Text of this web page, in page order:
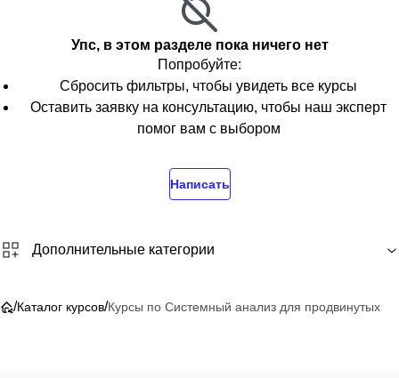
Упс, в этом разделе пока ничего нет
Попробуйте:
Сбросить фильтры, чтобы увидеть все курсы
Оставить заявку на консультацию, чтобы наш эксперт
помог вам с выбором
Написать
Дополнительные категории
/Каталог курсов/Курсы по Системный анализ для продвинутых